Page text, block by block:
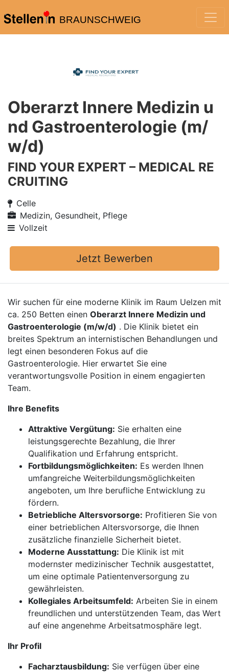
BRAUNSCHWEIG
Oberarzt Innere Medizin u
nd Gastroenterologie (m/
w/d)
FIND YOUR EXPERT – MEDICAL RE
CRUITING
Celle
Medizin, Gesundheit, Pflege
Vollzeit
Jetzt Bewerben
Wir suchen für eine moderne Klinik im Raum Uelzen mit
ca. 250 Betten einen Oberarzt Innere Medizin und
Gastroenterologie (m/w/d) . Die Klinik bietet ein
breites Spektrum an internistischen Behandlungen und
legt einen besonderen Fokus auf die
Gastroenterologie. Hier erwartet Sie eine
verantwortungsvolle Position in einem engagierten
Team.
Ihre Benefits
Attraktive Vergütung: Sie erhalten eine
leistungsgerechte Bezahlung, die Ihrer
Qualifikation und Erfahrung entspricht.
Fortbildungsmöglichkeiten: Es werden Ihnen
umfangreiche Weiterbildungsmöglichkeiten
angeboten, um Ihre berufliche Entwicklung zu
fördern.
Betriebliche Altersvorsorge: Profitieren Sie von
einer betrieblichen Altersvorsorge, die Ihnen
zusätzliche finanzielle Sicherheit bietet.
Moderne Ausstattung: Die Klinik ist mit
modernster medizinischer Technik ausgestattet,
um eine optimale Patientenversorgung zu
gewährleisten.
Kollegiales Arbeitsumfeld: Arbeiten Sie in einem
freundlichen und unterstützenden Team, das Wert
auf eine angenehme Arbeitsatmosphäre legt.
Ihr Profil
Facharztausbildung: Sie verfügen über eine